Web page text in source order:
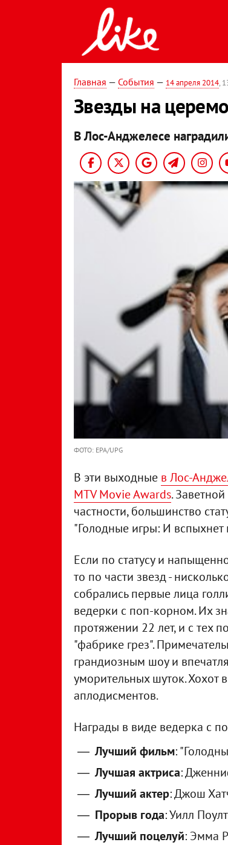
Главная — События — 14 апреля 2014,
Звезды на
В Лос-Анджелесе
ФОТО: EPA/UPG
В эти выходные в Лос-
MTV Movie Awards.
частности, большинство
"Голодные игры: И вспыхнет
Если по статусу и
то по части звезд -
собрались первые лица
ведерки с поп-корном. Их
протяжении 22 лет, и с тех
"фабрике грез".
грандиозным шоу и
уморительных шуток. Хохот
аплодисментов.
Награды в виде ведерка с
Лучший фильм:
Лучшая актриса:
Лучший актер: Джош
Прорыв года: Уилл
Лучший поцелуй: Эмма